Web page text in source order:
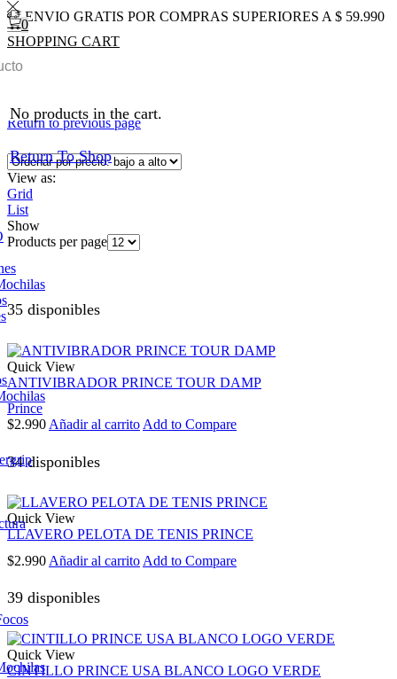
ENVIO GRATIS POR COMPRAS SUPERIORES A $ 59.990
0
SHOPPING CART
No products in the cart.
Return To Shop
Return to previous page
View as:
Grid
List
Show
Products per page
35 disponibles
Quick View
ANTIVIBRADOR PRINCE TOUR DAMP
Prince
$2.990 Añadir al carrito Add to Compare
34 disponibles
Quick View
LLAVERO PELOTA DE TENIS PRINCE
$2.990 Añadir al carrito Add to Compare
39 disponibles
Quick View
CINTILLO PRINCE USA BLANCO LOGO VERDE